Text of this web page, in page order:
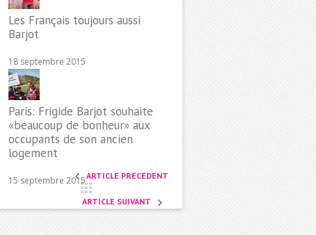
ARTICLE PRÉCÉDENT
ARTICLE SUIVANT
Les Français toujours aussi
Barjot
18 septembre 2015
Paris: Frigide Barjot souhaite
«beaucoup de bonheur» aux
occupants de son ancien
logement
15 septembre 2015